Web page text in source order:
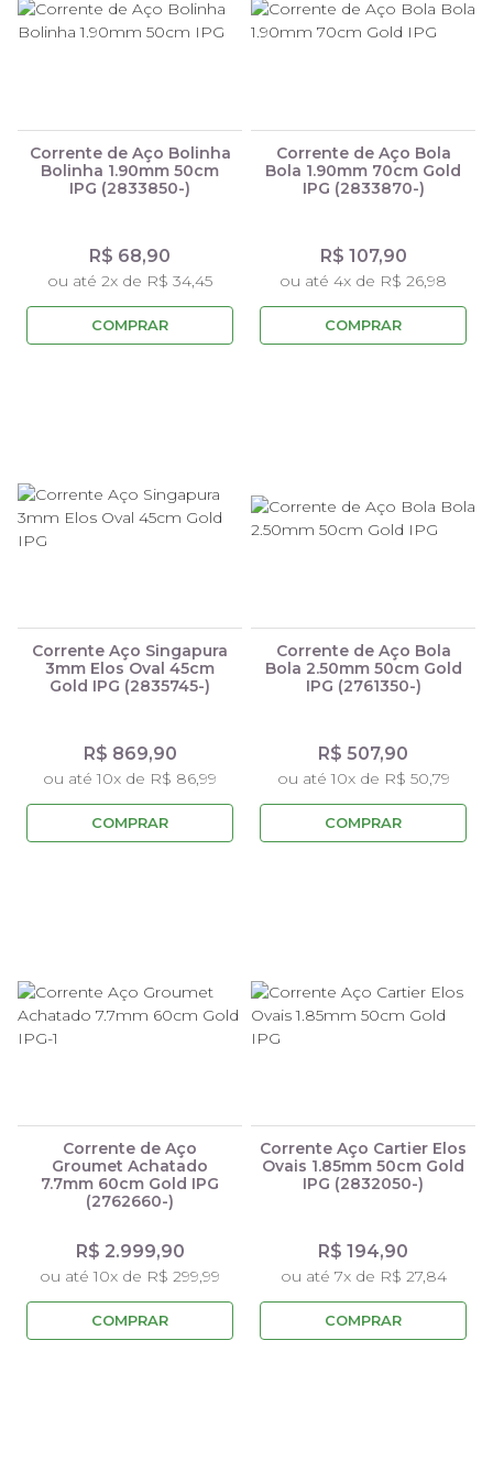
Corrente de Aço Bolinha
Bolinha 1.90mm 50cm
IPG (2833850-)
R$ 68,90
ou até 2x de R$ 34,45
COMPRAR
Corrente de Aço Bola
Bola 1.90mm 70cm Gold
IPG (2833870-)
R$ 107,90
ou até 4x de R$ 26,98
COMPRAR
Corrente Aço Singapura
3mm Elos Oval 45cm
Gold IPG (2835745-)
R$ 869,90
ou até 10x de R$ 86,99
COMPRAR
Corrente de Aço Bola
Bola 2.50mm 50cm Gold
IPG (2761350-)
R$ 507,90
ou até 10x de R$ 50,79
COMPRAR
Corrente de Aço
Groumet Achatado
7.7mm 60cm Gold IPG
(2762660-)
R$ 2.999,90
ou até 10x de R$ 299,99
COMPRAR
Corrente Aço Cartier Elos
Ovais 1.85mm 50cm Gold
IPG (2832050-)
R$ 194,90
ou até 7x de R$ 27,84
COMPRAR